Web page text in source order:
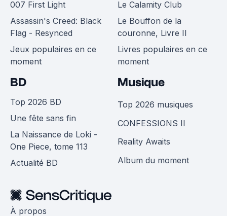
007 First Light
Assassin's Creed: Black
Flag - Resynced
Jeux populaires en ce
moment
Le Calamity Club
Le Bouffon de la
couronne, Livre II
Livres populaires en ce
moment
BD
Top 2026 BD
Une fête sans fin
La Naissance de Loki -
One Piece, tome 113
Actualité BD
Musique
Top 2026 musiques
CONFESSIONS II
Reality Awaits
Album du moment
À propos